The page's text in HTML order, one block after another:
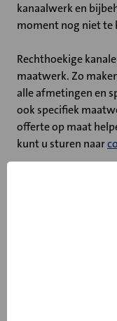
kanaalwerk en
moment nog niet te
Rechthoekige
maatwerk. Zo
alle afmetingen en
ook specifiek
offerte op maat
kunt u sturen naar
Ontwerpen van
Verstevigen van
Standaard